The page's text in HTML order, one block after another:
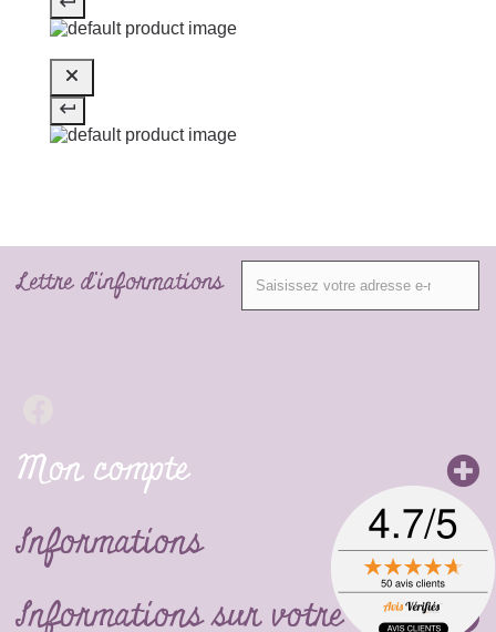
Lettre d'informations
Mon compte
Informations
Informations sur votre boutique